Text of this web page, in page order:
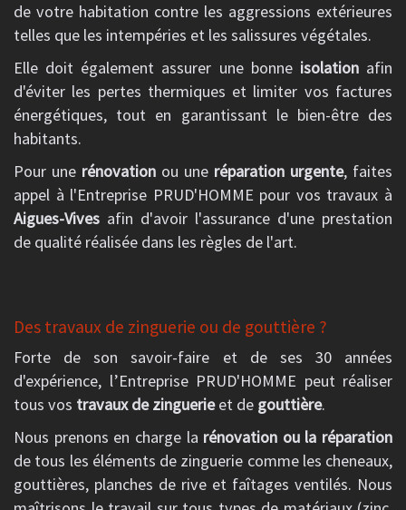
de votre habitation contre les aggressions extérieures
telles que les intempéries et les salissures végétales.
Elle doit également assurer une bonne isolationafin
d'éviter les pertes thermiques et limiter vos factures
énergétiques, tout en garantissant le bien-être des
habitants.
Pour une rénovation ou une réparation urgente, faites
appel à l'Entreprise PRUD'HOMME pour vos travaux à
Aigues-Vives afin d'avoir l'assurance d'une prestation
de qualité réalisée dans les règles de l'art.
Des travaux de zinguerie ou de gouttière ?
Forte de son savoir-faire et de ses 30 années
d'expérience, l’Entreprise PRUD'HOMME peut réaliser
tous vos travaux de zinguerieet de gouttière.
Nous prenons en charge la rénovation ou la réparation
de tous les éléments de zinguerie comme les cheneaux,
gouttières, planches de rive et faîtages ventilés. Nous